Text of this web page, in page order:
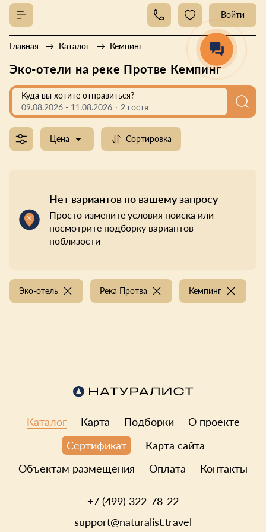
Войти
Главная Каталог Кемпинг
Эко-отели на реке Протве Кемпинг
Куда вы хотите отправиться?
09.08.2026 - 11.08.2026 2 гостя
Цена Сортировка
Нет вариантов по вашему запросу
Просто измените условия поиска или
посмотрите подборку вариантов
поблизости
Эко-отель Река Протва Кемпинг
Каталог Карта Подборки
О проекте
Сертификат
Карта сайта
Объектам размещения
Оплата Контакты
+7 (499) 322-78-22
support@naturalist.travel